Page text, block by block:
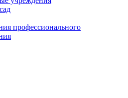
профессионального